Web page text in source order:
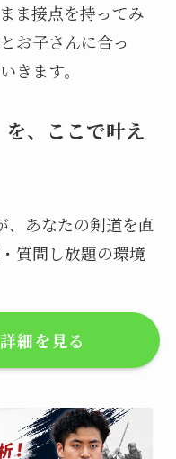
ま接点を持ってみ
お子さんに合っ
きます。
を、ここで叶え
、あなたの剣道を直
質問し放題の環境
細を見る